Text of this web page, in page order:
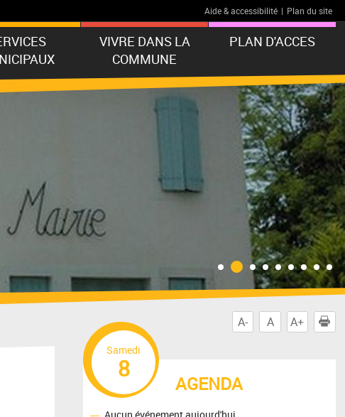
Aide & accessibilité | Plan du site
VIVRE DANS LA
COMMUNE
PLAN D'ACCES
A- A A+
AGENDA
Samedi
8